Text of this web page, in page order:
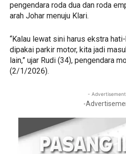
pengendara roda dua dan roda
arah Johar menuju Klari.
“Kalau lewat sini harus ekstra
dipakai parkir motor, kita jadi
lain,” ujar Rudi (34), pengendara
(2/1/2026).
-
-